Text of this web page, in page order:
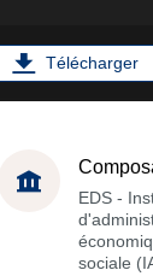
Télécharger
EDS -
sociale